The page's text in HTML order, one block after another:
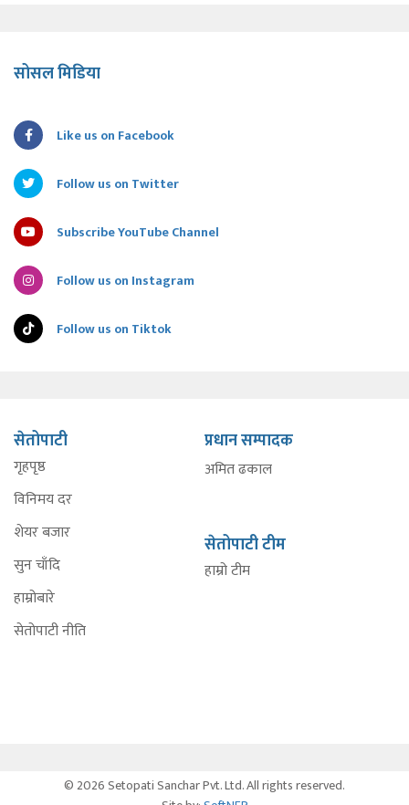
सोसल मिडिया
Like us on Facebook
Follow us on Twitter
Subscribe YouTube Channel
Follow us on Instagram
Follow us on Tiktok
सेतोपाटी
गृहपृष्ठ
विनिमय दर
शेयर बजार
सुन चाँदि
हाम्रोबारे
सेतोपाटी नीति
प्रधान सम्पादक
अमित ढकाल
सेतोपाटी टीम
हाम्रो टीम
© 2026 Setopati Sanchar Pvt. Ltd. All rights reserved.